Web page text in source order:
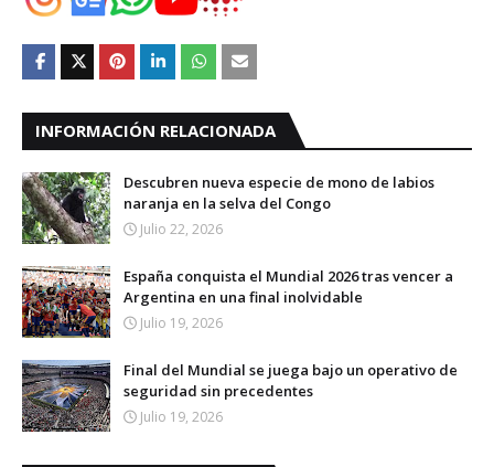
INFORMACIÓN RELACIONADA
Descubren nueva especie de mono de labios
naranja en la selva del Congo
Julio 22, 2026
España conquista el Mundial 2026 tras vencer a
Argentina en una final inolvidable
Julio 19, 2026
Final del Mundial se juega bajo un operativo de
seguridad sin precedentes
Julio 19, 2026